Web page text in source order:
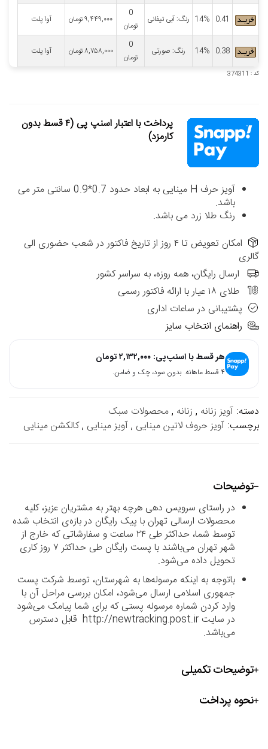
0.41
14% رنگ: آبی تیفانی
0
تومان
۹,۴۴۹,۰۰۰تومان آوا پلت
0.38
14% رنگ: صورتی
0
تومان
۸,۷۵۸,۰۰۰تومان آوا پلت
کد : 374311
پرداخت با اعتبار اسنپ پی (۴ قسط بدون
کارمزد)
آویز حرف H مینایی به ابعاد حدود 0.7*0.9 سانتی متر می
باشد.
رنگ طلا زرد می باشد.
امکان تعویض تا ۴ روز از تاریخ فاکتور در شعب حضوری الی
گالری
ارسال رایگان، همه روزه، به سراسر کشور
طلای ۱۸ عیار با ارائه فاکتور رسمی
پشتیبانی در ساعات اداری
راهنمای انتخاب سایز
هر قسط با اسنپ‌پی: ۲,۱۳۲,۰۰۰تومان
۴ قسط ماهانه. بدون سود، چک و ضامن.
دسته: آویز زنانه , زنانه ,محصولات سبک
برچسب: آویز حروف لاتین مینایی ,آویز مینایی ,کالکشن مینایی
توضیحات
در راستای سرویس دهی هرچه بهتر به مشتریان عزیز، کلیه
محصولات ارسالی تهران با پیک رایگان در بازه‌ی انتخاب شده
توسط شما، حداکثر طی ۲۴ ساعت و سفارشاتی که خارج از
شهر تهران می‌باشند با پست رایگان طی حداکثر ۷ روز کاری
تحویل داده می‌شود.
باتوجه به اینکه مرسوله‌ها به شهرستان، توسط شرکت پست
جمهوری اسلامی ارسال می‌شود، امکان بررسی مراحل آن با
وارد کردن شماره مرسوله پستی که برای شما پیامک می‌شود
در سایت http://newtracking.post.ir قابل دسترس
می‌باشد.
توضیحات تکمیلی
نحوه پرداخت